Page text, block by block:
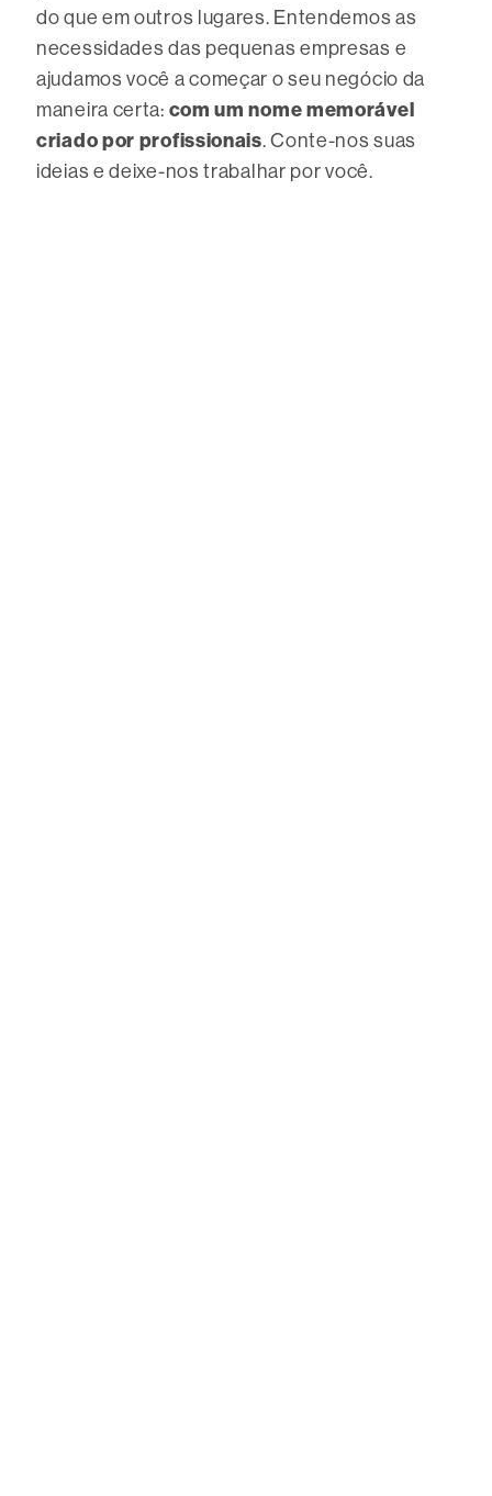
do que em outros lugares. Entendemos as
necessidades das pequenas empresas e
ajudamos você a começar o seu negócio da
maneira certa: com um nome memorável
criado por profissionais. Conte-nos suas
ideias e deixe-nos trabalhar por você.